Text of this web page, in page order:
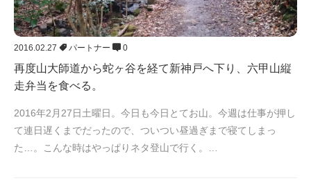
2016.02.27 パートナー 0
再度山大師道から蛇ヶ谷を経て新神戸へ下り、六甲山縦
走弁当を食べる。
2016年2月27日土曜日。今日も今日とてお山。今週は仕事が押し
て連日遅くまでだったので、ついつい昼過ぎまで寝てしまっ
た…。こんな時はやっぱりネタ登山で行く。…